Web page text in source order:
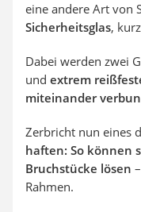
eine andere Art von
Sicherheitsglas,
Dabei werden zwei
und extrem
miteinander
Zerbricht nun eines
haften: So können
Bruchstücke lösen
Rahmen.